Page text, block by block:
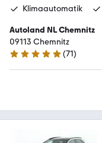
Klimaautomatik
Autoland NL Chemnitz
09113 Chemnitz
4.8 Sterne
(71)